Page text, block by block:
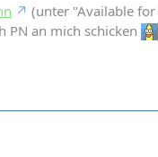
(unter "Available
PN an mich schicken